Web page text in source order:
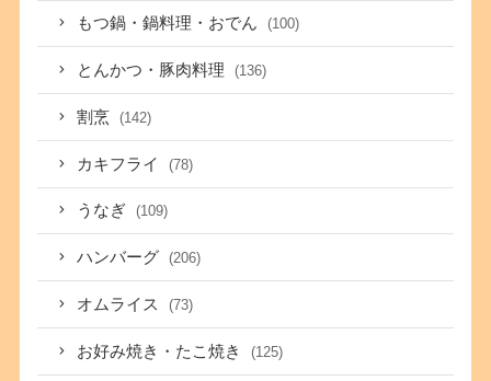
もつ鍋・鍋料理・おでん (100)
とんかつ・豚肉料理 (136)
割烹 (142)
カキフライ (78)
うなぎ (109)
ハンバーグ (206)
オムライス (73)
お好み焼き・たこ焼き (125)